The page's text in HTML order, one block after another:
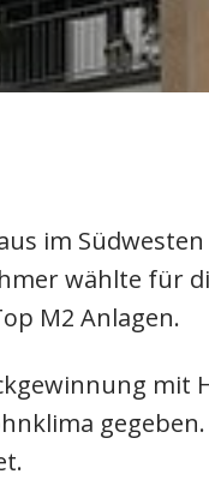
im
wählte für
M2 Anlagen.